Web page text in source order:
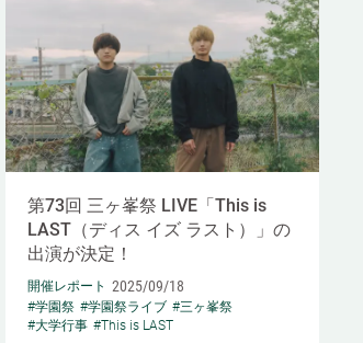
第73回 三ヶ峯祭 LIVE「This is
LAST（ディス イズ ラスト）」の
出演が決定！
開催レポート 2025/09/18
#学園祭 #学園祭ライブ #三ヶ峯祭
#大学行事 #This is LAST